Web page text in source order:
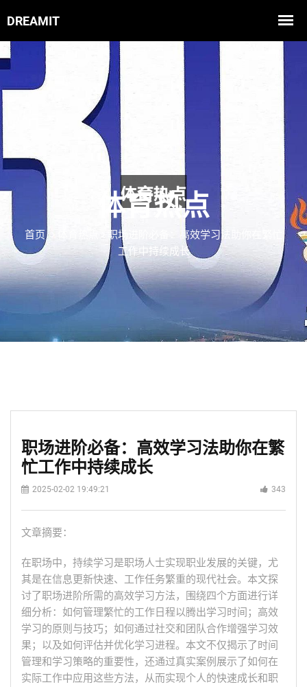
体育热点
首页
职场进阶必备：高效学习法助你在繁忙
工作中持续成长
职场进阶必备：高效学习法助你在繁
忙工作中持续成长
2025-02-02 19:49:21 343
文章摘要：
在职场中，持续学习是职场人士实现职业发展的关键，尤
其是在信息更新快速、工作任务繁重的现代社会。本文探
讨了职场进阶所需的高效学习方法，围绕四个方面进行详
细分析：如何管理繁忙的工作日程以腾出学习时间；高效
学习的原则与技巧；如何通过社交和团队合作增强学习效
果；以及如何评估并优化学习进程。本文不仅揭示了时间
管理和学习策略的重要性，还通过真实案例展示了如何在
实际工作中应用这些方法，从而实现个人的快速成长和职